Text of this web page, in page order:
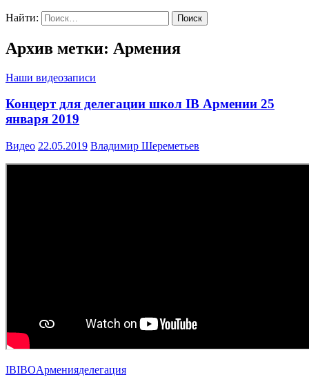
Найти:
Архив метки: Армения
Наши видеозаписи
Концерт для делегации школ IB Армении 25
января 2019
Видео 22.05.2019 Владимир Шереметьев
IBIBOАрменияделегация